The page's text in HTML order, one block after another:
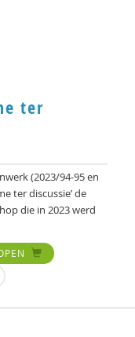
ter
(2023/94-95 en
ter discussie’ de
die in 2023 werd